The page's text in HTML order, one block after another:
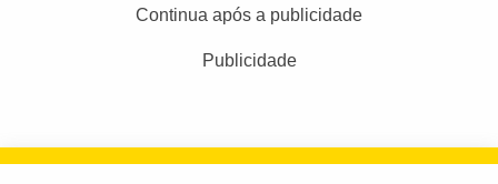
Continua após a publicidade
Publicidade